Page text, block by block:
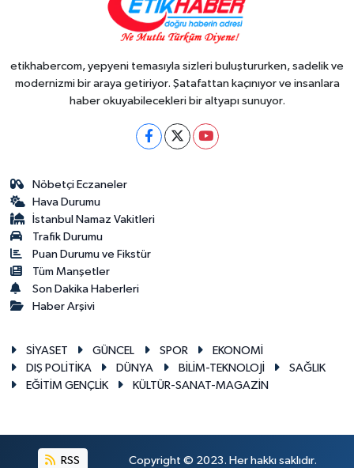
etikhabercom, yepyeni temasıyla sizleri buluştururken, sadelik ve
modernizmi bir araya getiriyor. Şatafattan kaçınıyor ve insanlara
haber okuyabilecekleri bir altyapı sunuyor.
Nöbetçi Eczaneler
Hava Durumu
İstanbul Namaz Vakitleri
Trafik Durumu
Puan Durumu ve Fikstür
Tüm Manşetler
Son Dakika Haberleri
Haber Arşivi
SİYASET GÜNCEL SPOR
EKONOMİ
DIŞ POLİTİKA
DÜNYA BİLİM-TEKNOLOJİ
SAĞLIK
EĞİTİM GENÇLİK
KÜLTÜR-SANAT-MAGAZİN
RSS Copyright © 2023. Her hakkı saklıdır.